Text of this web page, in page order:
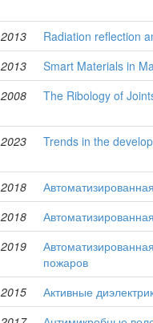
2013
Radiation reflection
2013
Smart Materials in
2008
The Ribology of
2023
Trends in the
2018
2018
2019
пожаров
2015 Активные